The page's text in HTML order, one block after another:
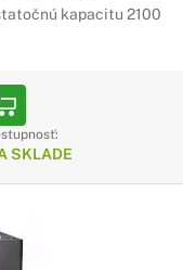
kapacitu 2100
SKLADE